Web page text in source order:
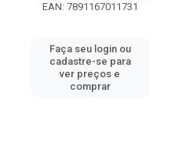
EAN: 7891167011731
Faça seu login ou
cadastre-se para
ver preços e
comprar